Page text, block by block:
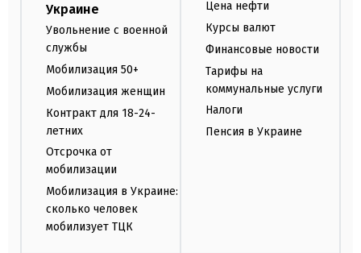
Украине
Увольнение с военной
службы
Мобилизация 50+
Мобилизация женщин
Контракт для 18-24-
летних
Отсрочка от
мобилизации
Мобилизация в Украине:
сколько человек
мобилизует ТЦК
Цена нефти
Курсы валют
Финансовые новости
Тарифы на
коммунальные услуги
Налоги
Пенсия в Украине